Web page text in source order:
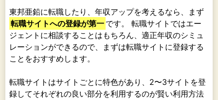
東邦亜鉛に転職したり、年収アップを考えるなら、まず
転職サイトへの登録が第一 です。 転職サイトではエー
ジェントに相談することはもちろん、適正年収のシミュ
レーションができるので、まずは転職サイトに登録する
ことをおすすめします。
転職サイトはサイトごとに特色があり、2〜3サイトを登
録してそれぞれの良い部分を利用するのが賢い利用方法